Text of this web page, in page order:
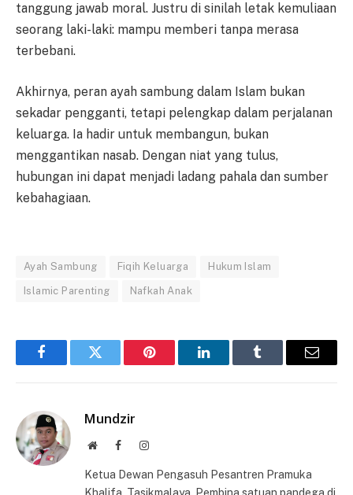
tanggung jawab moral. Justru di sinilah letak kemuliaan
seorang laki-laki: mampu memberi tanpa merasa
terbebani.
Akhirnya, peran ayah sambung dalam Islam bukan
sekadar pengganti, tetapi pelengkap dalam perjalanan
keluarga. Ia hadir untuk membangun, bukan
menggantikan nasab. Dengan niat yang tulus,
hubungan ini dapat menjadi ladang pahala dan sumber
kebahagiaan.
Ayah Sambung Fiqih Keluarga Hukum Islam
Islamic Parenting Nafkah Anak
FacebookTwitter Pinterest LinkedInTumblr Email
Mundzir
WebsiteFacebookInstagram
Ketua Dewan Pengasuh Pesantren Pramuka
Khalifa, Tasikmalaya. Pembina satuan pandega di